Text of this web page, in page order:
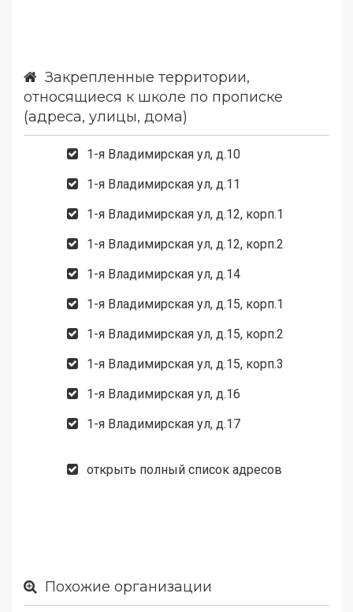
Закрепленные территории,
относящиеся к школе по прописке
(адреса, улицы, дома)
1-я Владимирская ул, д.10
1-я Владимирская ул, д.11
1-я Владимирская ул, д.12, корп.1
1-я Владимирская ул, д.12, корп.2
1-я Владимирская ул, д.14
1-я Владимирская ул, д.15, корп.1
1-я Владимирская ул, д.15, корп.2
1-я Владимирская ул, д.15, корп.3
1-я Владимирская ул, д.16
1-я Владимирская ул, д.17
открыть полный список адресов
Похожие организации